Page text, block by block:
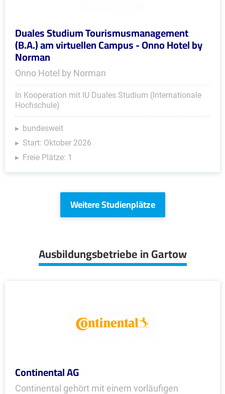
Duales Studium Tourismusmanagement
(B.A.) am virtuellen Campus - Onno Hotel by
Norman
Onno Hotel by Norman
In Kooperation mit IU Duales Studium (Internationale
Hochschule)
bundesweit
Start: Oktober 2026
Freie Plätze: 1
Weitere Studienplätze
Ausbildungsbetriebe in Gartow
Continental AG
Continental gehört mit einem vorläufigen